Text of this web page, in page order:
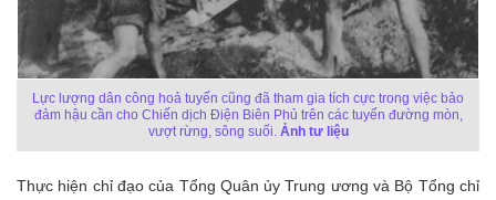
Lực lượng dân công hoả tuyến cũng đã tham gia tích cực trong việc bảo
đảm hậu cần cho Chiến dịch Điện Biên Phủ trên các tuyến đường mòn,
vượt rừng, sông suối. Ảnh tư liệu
Thực hiện chỉ đạo của Tổng Quân ủy Trung ương và Bộ Tổng chỉ